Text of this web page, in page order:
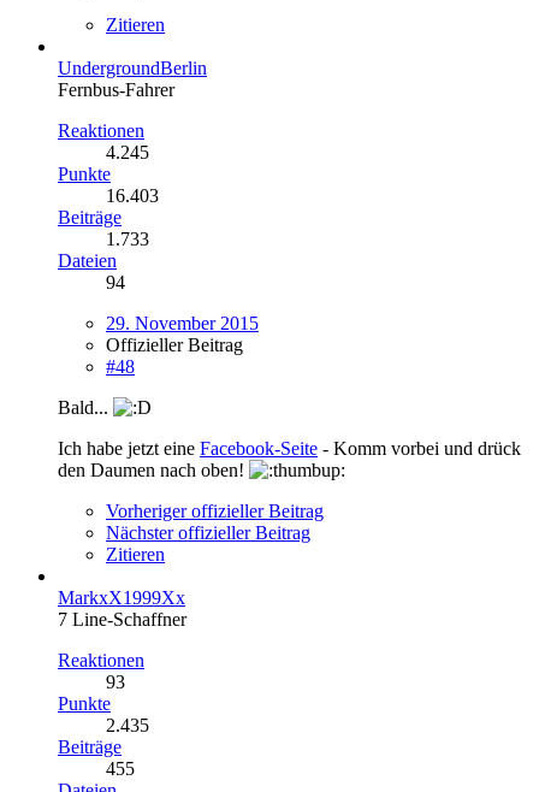
Zitieren
UndergroundBerlin
Fernbus-Fahrer
Reaktionen
4.245
Punkte
16.403
Beiträge
1.733
Dateien
94
29. November 2015
Offizieller Beitrag
#48
Bald...
Ich habe jetzt eine Facebook-Seite - Komm vorbei und drück
den Daumen nach oben!
Vorheriger offizieller Beitrag
Nächster offizieller Beitrag
Zitieren
MarkxX1999Xx
7 Line-Schaffner
Reaktionen
93
Punkte
2.435
Beiträge
455